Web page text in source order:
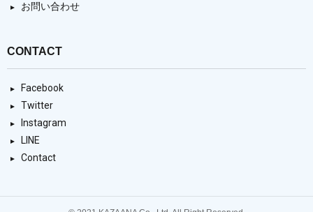
お問い合わせ
CONTACT
Facebook
Twitter
Instagram
LINE
Contact